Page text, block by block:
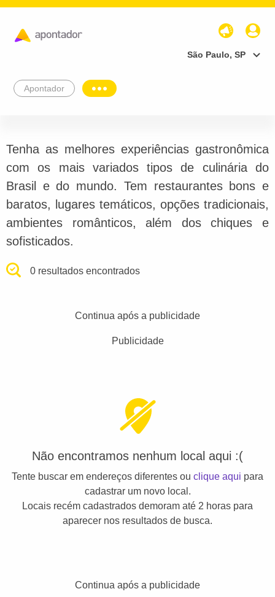
São Paulo, SP
Apontador
Tenha as melhores experiências gastronômica
com os mais variados tipos de culinária do
Brasil e do mundo. Tem restaurantes bons e
baratos, lugares temáticos, opções tradicionais,
ambientes românticos, além dos chiques e
sofisticados.
0 resultados encontrados
Continua após a publicidade
Publicidade
Não encontramos nenhum local aqui :(
Tente buscar em endereços diferentes ou clique aqui para
cadastrar um novo local.
Locais recém cadastrados demoram até 2 horas para
aparecer nos resultados de busca.
Continua após a publicidade